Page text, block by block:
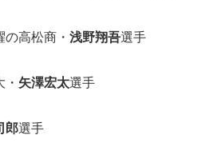
高松商・ 浅野翔吾選手
矢澤宏太選手
郎選手